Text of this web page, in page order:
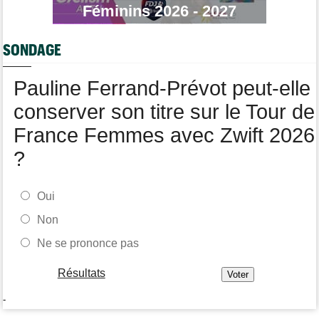
Tour de France Femmes
Chaînes et Horaires… La diffusion TV de la 8e étape du Tour
Anton Schiffer de nouveau victime d'une fracture de la
Féminins 2026 - 2027
SONDAGE
Pauline Ferrand-Prévot peut-elle
conserver son titre sur le Tour de
France Femmes avec Zwift 2026
?
Oui
Non
Ne se prononce pas
Résultats
-